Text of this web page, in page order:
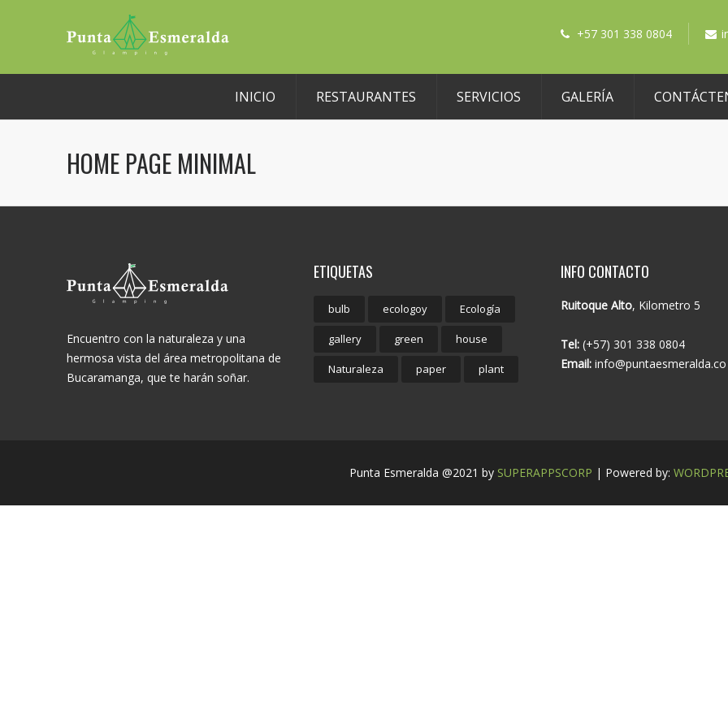
+57 301 338 0804
INICIO RESTAURANTES SERVICIOS GALERÍA
HOME PAGE MINIMAL
Encuentro con la naturaleza y una
hermosa vista del área metropolitana de
Bucaramanga, que te harán soñar.
ETIQUETAS
bulb ecologoy Ecología
gallery green house
Naturaleza paper plant
INFO CONTACTO
Ruitoque Alto, Kilometro 5
Tel:(+57) 301 338 0804
Email:info@puntaesmeralda.co
Punta Esmeralda @2021 by SUPERAPPSCORP | Powered by: